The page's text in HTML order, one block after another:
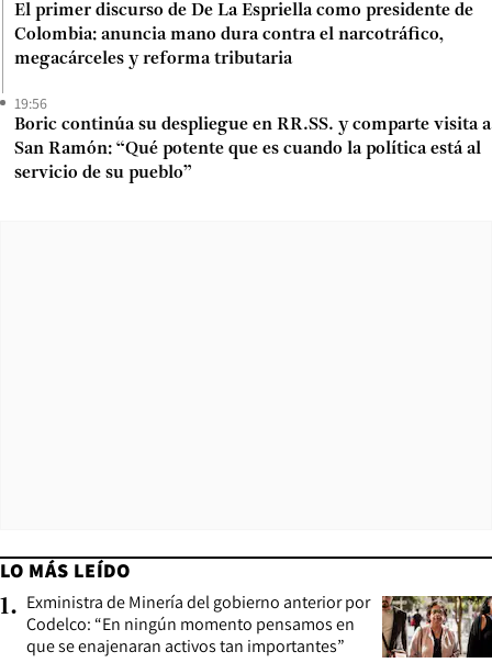
El primer discurso de De La Espriella como presidente de
Colombia: anuncia mano dura contra el narcotráfico,
megacárceles y reforma tributaria
19:56
Boric continúa su despliegue en RR.SS. y comparte visita a
San Ramón: “Qué potente que es cuando la política está al
servicio de su pueblo”
LO MÁS LEÍDO
1. Exministra de Minería del gobierno anterior por
Codelco: “En ningún momento pensamos en
que se enajenaran activos tan importantes”